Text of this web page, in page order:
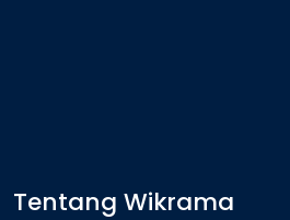
Tentang Wikrama